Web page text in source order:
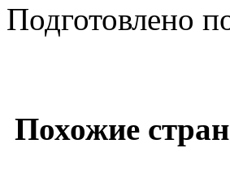
Подготовлено
Похожие